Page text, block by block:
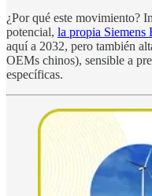
¿Por qué este movimiento?
potencial, la propia Siemens
aquí a 2032, pero también
OEMs chinos), sensible a
específicas.